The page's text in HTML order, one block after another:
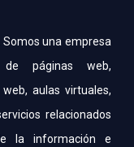
Somos una empresa
páginas web,
aulas virtuales,
relacionados
la información e